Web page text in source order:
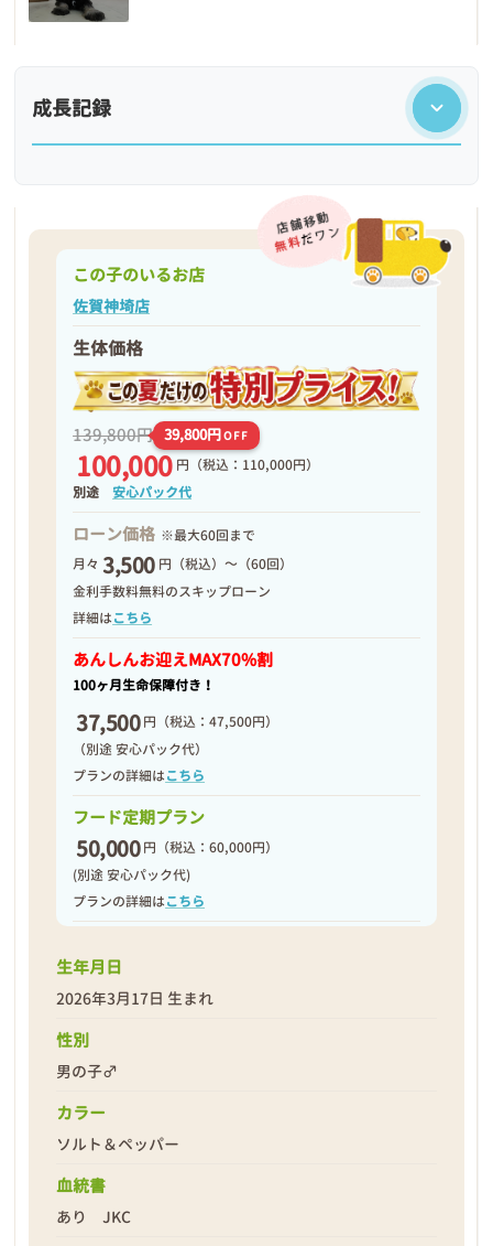
成長記録
2026年03月26日
❮
この子のいるお店
佐賀神埼店
生体価格
139,800円 39,800円OFF
100,000 円 （税込：110,000円）
別途安心パック代
ローン価格 ※最大60回まで
月々 3,500 円（税込）～（60回）
金利手数料無料のスキップローン
詳細はこちら
あんしんお迎えMAX70%割
100ヶ月生命保障付き！
37,500 円 （税込：47,500円）
（別途 安心パック代）
プランの詳細はこちら
フード定期プラン
50,000 円 （税込：60,000円）
(別途 安心パック代)
プランの詳細はこちら
生年月日
2026年3月17日 生まれ
性別
男の子♂
カラー
ソルト＆ペッパー
血統書
あり JKC